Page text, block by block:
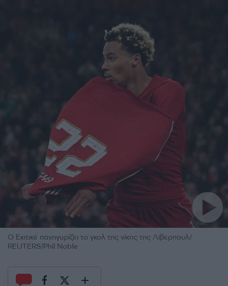
Ο Εκιτικέ πανηγυρίζει το γκολ της νίκης της Λίβερπουλ/
REUTERS/Phil Noble